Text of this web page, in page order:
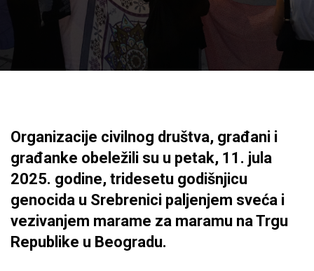
Organizacije civilnog društva, građani i
građanke obeležili su u petak, 11. jula
2025. godine, tridesetu godišnjicu
genocida u Srebrenici paljenjem sveća i
vezivanjem marame za maramu na Trgu
Republike u Beogradu.